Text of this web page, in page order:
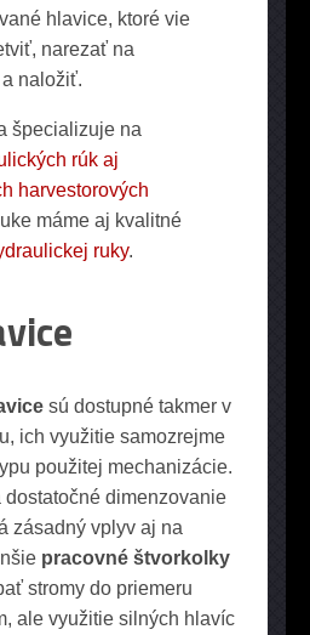
hlavice, ktoré vie
narezať na
naložiť.
špecializuje na
rúk aj
harvestorových
máme aj kvalitné
ruky.
sú dostupné takmer v
ich využitie samozrejme
použitej mechanizácie.
dimenzovanie
zásadný vplyv aj na
pracovné štvorkolky
stromy do priemeru
ale využitie silných hlavíc